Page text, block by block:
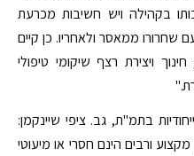
בקהילה ויש חשיבות מכרעת
ממאסר ולאחריו. כן קיים
ויצירת רצף שיקומי טיפולי
בתמ"ת, גב. ציפי שיינקמן:
ורבים הינם חסרי או מיעוטי